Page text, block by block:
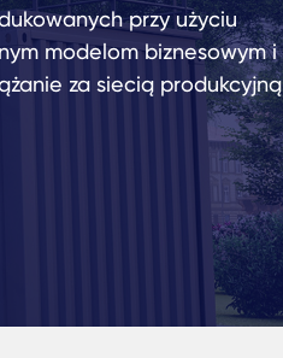
przy użyciu
modelom biznesowym i
za siecią produkcyjną